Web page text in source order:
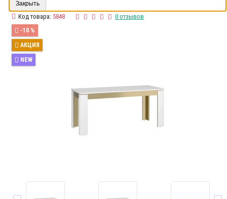
Закрыть
Код товара: 5848 0 отзывов
-10 %
АКЦИЯ
NEW